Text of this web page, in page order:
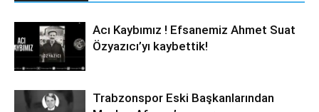
Acı Kaybımız ! Efsanemiz Ahmet Suat
Özyazıcı’yı kaybettik!
Trabzonspor Eski Başkanlarından